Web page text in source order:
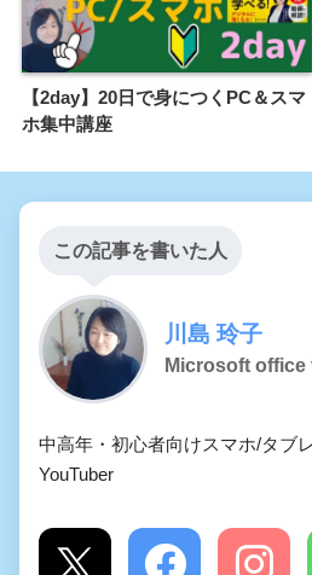
【2day】20日で身につくPC＆スマ
ホ集中講座
この記事を書いた人
川島 玲子
Microsoft office
中高年・初心者向けスマホ/タブ
YouTuber